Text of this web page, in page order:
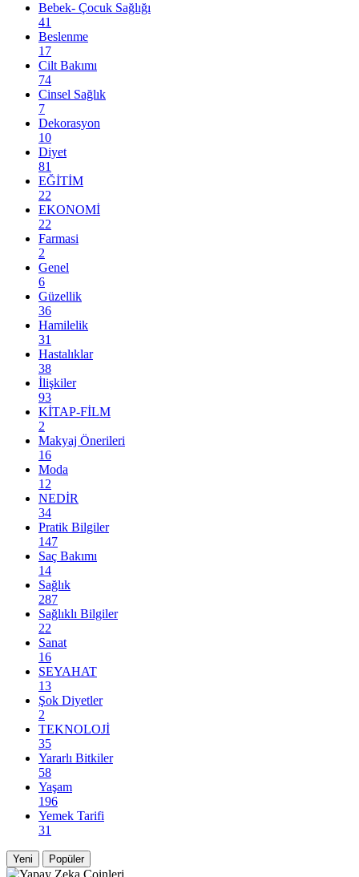
Bebek- Çocuk Sağlığı
41
Beslenme
17
Cilt Bakımı
74
Cinsel Sağlık
7
Dekorasyon
10
Diyet
81
EĞİTİM
22
EKONOMİ
22
Farmasi
2
Genel
6
Güzellik
36
Hamilelik
31
Hastalıklar
38
İlişkiler
93
KİTAP-FİLM
2
Makyaj Önerileri
16
Moda
12
NEDİR
34
Pratik Bilgiler
147
Saç Bakımı
14
Sağlık
287
Sağlıklı Bilgiler
22
Sanat
16
SEYAHAT
13
Şok Diyetler
2
TEKNOLOJİ
35
Yararlı Bitkiler
58
Yaşam
196
Yemek Tarifi
31
Yeni Popüler